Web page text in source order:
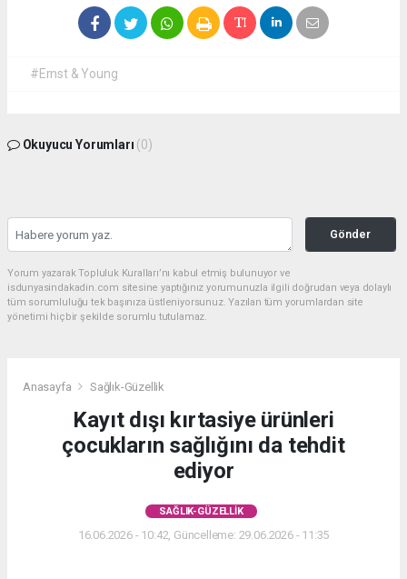
#Ernst & Young
Okuyucu Yorumları (0)
Gönder
Yorum yazarak Topluluk Kuralları’nı kabul etmiş bulunuyor ve
isdunyasindakadin.com sitesine yaptığınız yorumunuzla ilgili doğrudan veya dolaylı
tüm sorumluluğu tek başınıza üstleniyorsunuz. Yazılan tüm yorumlardan site
yönetimi hiçbir şekilde sorumlu tutulamaz.
Anasayfa Sağlık-Güzellik
Kayıt dışı kırtasiye ürünleri
çocukların sağlığını da tehdit
ediyor
SAĞLIK-GÜZELLIK
16.06.2026 - 10:42, Güncelleme: 29.06.2026 - 11:35